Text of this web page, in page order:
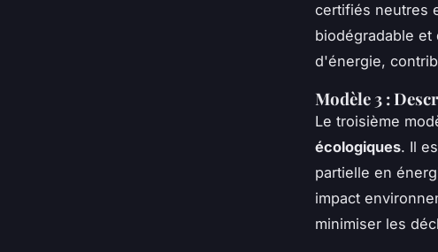
certifiés neutres
biodégradable et
d'énergie,
Modèle 3 :
Le troisième
écologiques. Il
partielle en
impact
minimiser les